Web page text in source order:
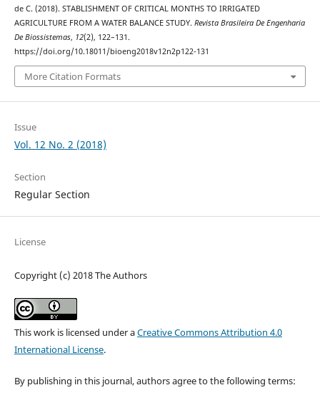
de C. (2018). STABLISHMENT OF CRITICAL MONTHS TO IRRIGATED
AGRICULTURE FROM A WATER BALANCE STUDY. Revista Brasileira De Engenharia
De Biossistemas, 12(2), 122–131.
https://doi.org/10.18011/bioeng2018v12n2p122-131
More Citation Formats
Issue
Vol. 12 No. 2 (2018)
Section
Regular Section
License
Copyright (c) 2018 The Authors
This work is licensed under aCreative Commons Attribution 4.0
International License.
By publishing in this journal, authors agree to the following terms: